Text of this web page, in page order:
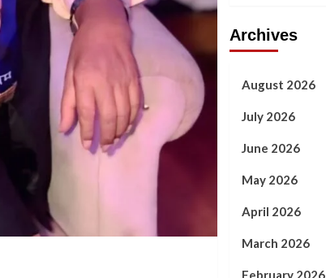
Archives
August 2026
July 2026
June 2026
May 2026
April 2026
March 2026
February 2026